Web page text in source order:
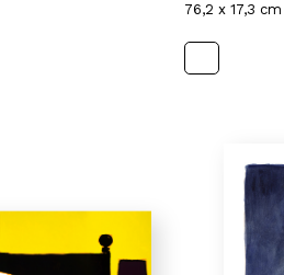
76,2 x 17,3 cm